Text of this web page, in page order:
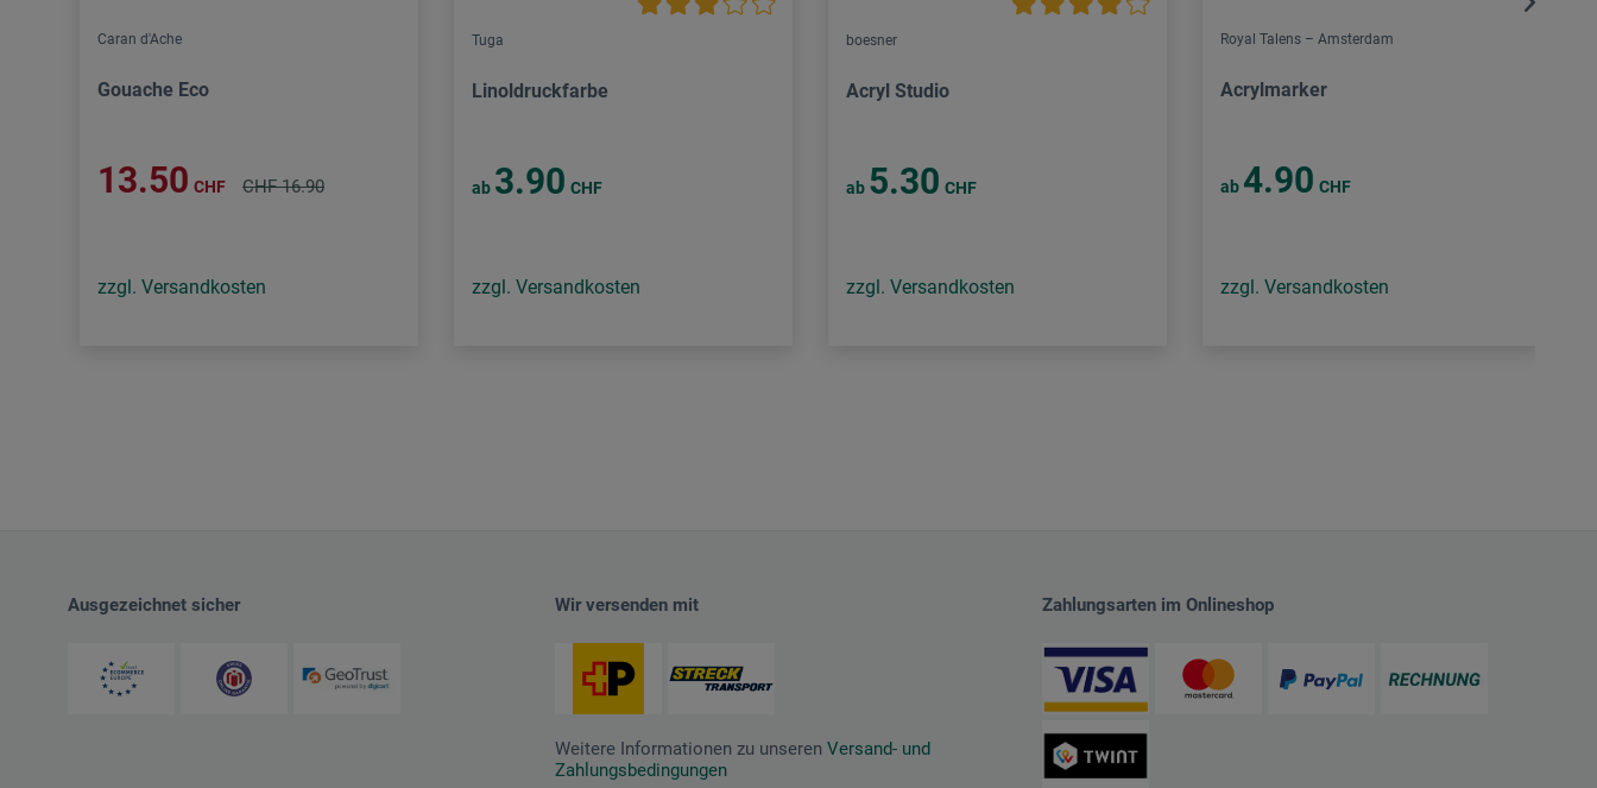
Caran d'Ache
Gouache Eco
13.50 CHF CHF 16.90
zzgl. Versandkosten
Tuga
Linoldruckfarbe
ab 3.90 CHF
zzgl. Versandkosten
boesner
Acryl Studio
ab 5.30 CHF
zzgl. Versandkosten
Royal Talens – Amsterdam
Acrylmarker
ab 4.90 CHF
zzgl. Versandkosten
Ausgezeichnet sicher Wir versenden mit
Weitere Informationen zu unseren Versand- und
Zahlungsbedingungen
Zahlungsarten im Onlineshop